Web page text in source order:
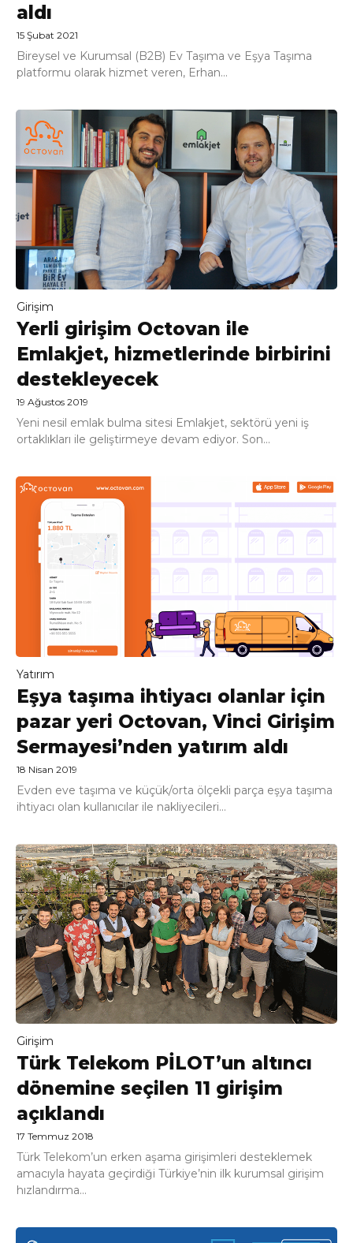
aldı
15 Şubat 2021
Bireysel ve Kurumsal (B2B) Ev Taşıma ve Eşya Taşıma
platformu olarak hizmet veren, Erhan...
Girişim
Yerli girişim Octovan ile
Emlakjet, hizmetlerinde birbirini
destekleyecek
19 Ağustos 2019
Yeni nesil emlak bulma sitesi Emlakjet, sektörü yeni iş
ortaklıkları ile geliştirmeye devam ediyor. Son...
Yatırım
Eşya taşıma ihtiyacı olanlar için
pazar yeri Octovan, Vinci Girişim
Sermayesi’nden yatırım aldı
18 Nisan 2019
Evden eve taşıma ve küçük/orta ölçekli parça eşya taşıma
ihtiyacı olan kullanıcılar ile nakliyecileri...
Girişim
Türk Telekom PİLOT’un altıncı
dönemine seçilen 11 girişim
açıklandı
17 Temmuz 2018
Türk Telekom’un erken aşama girişimleri desteklemek
amacıyla hayata geçirdiği Türkiye’nin ilk kurumsal girişim
hızlandırma...